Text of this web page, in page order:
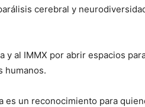
cerebral y
y al IMMX por abrir espacios
humanos.
es un reconocimiento para